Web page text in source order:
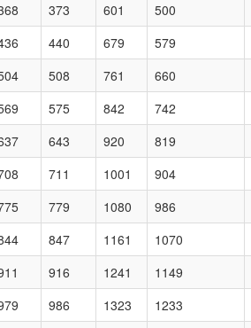
373 601 500
440 679 579
508 761 660
575 842 742
643 920 819
711 1001 904
779 1080 986
847 1161 1070
916 1241 1149
986 1323 1233